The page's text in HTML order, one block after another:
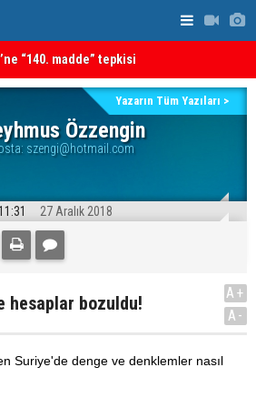
7 maddelik ortak bildiri
Özzengin
szengi@hotmail.com
Yazarın Tüm Yazıları >
27 Aralık 2018
hesaplar bozuldu!
A+
A-
Suriye'de denge ve denklemler nasıl